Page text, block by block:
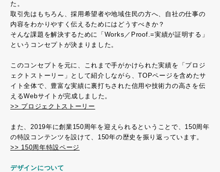
た。
取引先はもちろん、採用希望者や地域住民の方へ、自社の仕事の
内容をわかりやすく伝えるためにはどうすべきか？
そんな課題を解決するために「Works／Proof.=実績が証明する」
というコンセプトが決まりました。
このコンセプトを元に、これまで手がかけられた実績を「プロジ
ェクトストーリー」として紹介しながら、TOPページを含めたサ
イト全体で、豊富な実績に裏打ちされた信用や技術力の高さを伝
えるWebサイトが完成しました。
>> プロジェクトストーリー
また、2019年に創業150周年を迎えられるということで、150周年
の特設コンテンツを設けて、150年の歴史を振り返っています。
>> 150周年特設ページ
デザインについて